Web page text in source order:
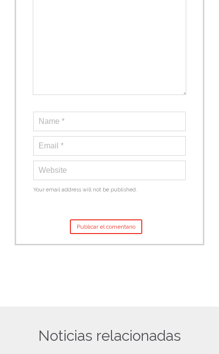
Your email address will not be published.
Noticias relacionadas